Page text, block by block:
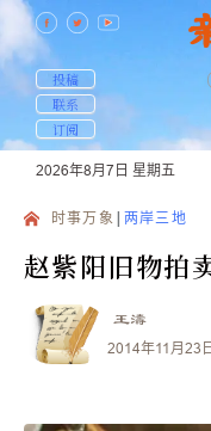
投稿
联系
订阅
2026年8月7日 星期五
时事万象 两岸三地
赵紫阳旧物拍
王濤
2014年11月23日